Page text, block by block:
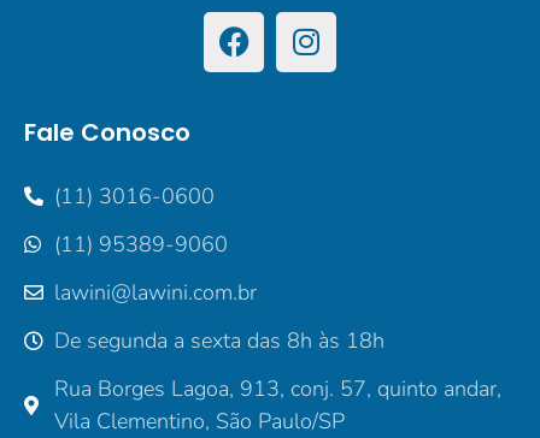
Fale Conosco
(11) 3016-0600
(11) 95389-9060
lawini@lawini.com.br
De segunda a sexta das 8h às 18h
Rua Borges Lagoa, 913, conj. 57, quinto andar,
Vila Clementino, São Paulo/SP